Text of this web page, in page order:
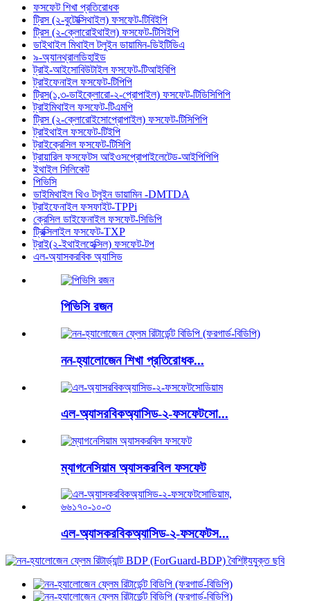
ফসফেট শিখা প্রতিরোধক
ট্রিস (২-বুটোক্সিথাইল) ফসফেট-টিবিইপি
ট্রিস (২-ক্লোরোইথাইল) ফসফেট-টিসিইপি
ডাইথাইল মিথাইল টলুইন ডায়ামিন-ডিইটিডিএ
৯-অ্যানথ্রালডিহাইড
ট্রাই-আইসোবিউটাইল ফসফেট-টিআইবিপি
ট্রাইফেনাইল ফসফেট-টিপিপি
ট্রিস(১,৩-ডাইক্লোরো-২-প্রোপাইল) ফসফেট-টিডিসিপিপি
ট্রাইমিথাইল ফসফেট-টিএমপি
ট্রিস (২-ক্লোরোইসোপ্রোপাইল) ফসফেট-টিসিপিপি
ট্রাইথাইল ফসফেট-টিইপি
ট্রাইক্রেসিল ফসফেট-টিসিপি
ট্রায়ারিল ফসফেটস আইওসপ্রোপাইলেটেড-আইপিপিপি
ইথাইল সিলিকেট
পিভিসি
ডাইমিথাইল থিও টলুইন ডায়ামিন -DMTDA
ট্রাইফেনাইল ফসফাইট-TPPi
ক্রেসিল ডাইফেনাইল ফসফেট-সিডিপি
ট্রিক্সিলাইল ফসফেট-TXP
ট্রাই(২-ইথাইলহেক্সিল) ফসফেট-টপ
এল-অ্যাসকরবিক অ্যাসিড
পিভিসি রজন
নন-হ্যালোজেন শিখা প্রতিরোধক...
এল-অ্যাসরবিকঅ্যাসিড-২-ফসফেটসো...
ম্যাগনেসিয়াম অ্যাসকরবিল ফসফেট
এল-অ্যাসকরবিকঅ্যাসিড-২-ফসফেটস...